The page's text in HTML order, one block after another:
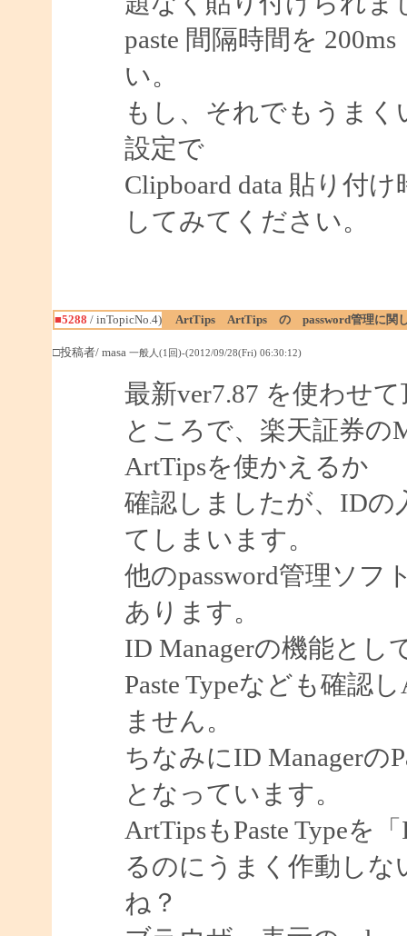
paste 間隔時間を
い。
もし、それでもうま
設定で
Clipboard data 貼り付
してみてください。
■5288 / inTopicNo.4) ArtTips ArtTips の password管理に関
□投稿者/ masa 一般人(1回)-(2012/09/28(Fri) 06:30:12)
最新ver7.87 を使わせ
ところで、楽天証券の
ArtTipsを使かえるか
確認しましたが、IDの
てしまいます。
他のpassword管理ソフ
あります。
ID Managerの機能とし
Paste Typeなども確認
ません。
ちなみにID Managerの
となっています。
ArtTipsもPaste Typeを
るのにうまく作動し
ね？